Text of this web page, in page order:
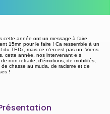
cette année ont un message à faire
15mn pour le faire ! Ca ressemble à un
du TEDx, mais ce n'en est pas un. Viens
cette année, nos intervenant·e·s
non-retraite, d'émotions, de mobilités,
chasse au muda, de racisme et de
!